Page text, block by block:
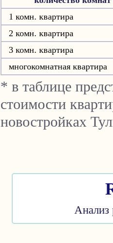
1 комн. квартира
2 комн. квартира
3 комн. квартира
многокомнатная квартира
* в таблице
стоимости
новостройках
Анализ